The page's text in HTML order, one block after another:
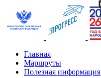
Главная
Маршруты
Полезная информация